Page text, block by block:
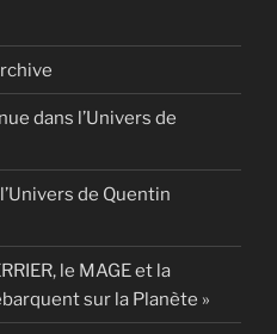
dans l’Univers de
de Quentin
le MAGE et la
sur la Planète »